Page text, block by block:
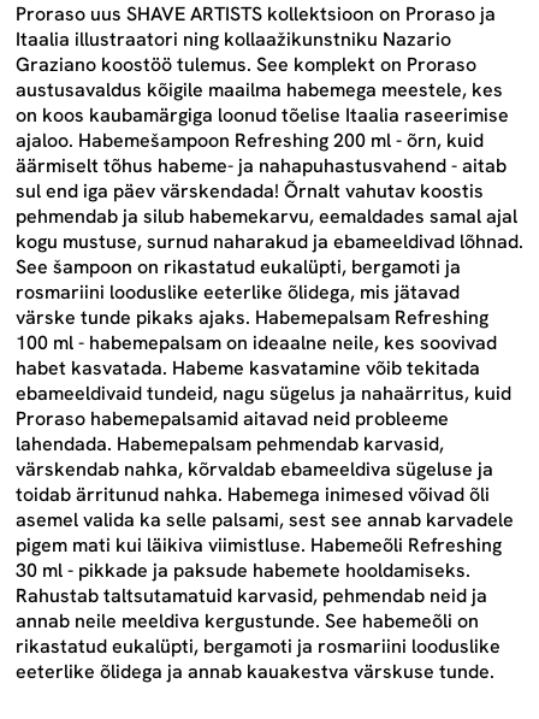
Proraso uus SHAVE ARTISTS kollektsioon on Proraso ja
Itaalia illustraatori ning kollaažikunstniku Nazario
Graziano koostöö tulemus. See komplekt on Proraso
austusavaldus kõigile maailma habemega meestele, kes
on koos kaubamärgiga loonud tõelise Itaalia raseerimise
ajaloo. Habemešampoon Refreshing 200 ml - õrn, kuid
äärmiselt tõhus habeme- ja nahapuhastusvahend - aitab
sul end iga päev värskendada! Õrnalt vahutav koostis
pehmendab ja silub habemekarvu, eemaldades samal ajal
kogu mustuse, surnud naharakud ja ebameeldivad lõhnad.
See šampoon on rikastatud eukalüpti, bergamoti ja
rosmariini looduslike eeterlike õlidega, mis jätavad
värske tunde pikaks ajaks. Habemepalsam Refreshing
100 ml - habemepalsam on ideaalne neile, kes soovivad
habet kasvatada. Habeme kasvatamine võib tekitada
ebameeldivaid tundeid, nagu sügelus ja nahaärritus, kuid
Proraso habemepalsamid aitavad neid probleeme
lahendada. Habemepalsam pehmendab karvasid,
värskendab nahka, kõrvaldab ebameeldiva sügeluse ja
toidab ärritunud nahka. Habemega inimesed võivad õli
asemel valida ka selle palsami, sest see annab karvadele
pigem mati kui läikiva viimistluse. Habemeõli Refreshing
30 ml - pikkade ja paksude habemete hooldamiseks.
Rahustab taltsutamatuid karvasid, pehmendab neid ja
annab neile meeldiva kergustunde. See habemeõli on
rikastatud eukalüpti, bergamoti ja rosmariini looduslike
eeterlike õlidega ja annab kauakestva värskuse tunde.